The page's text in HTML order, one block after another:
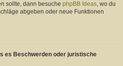
sollte, dann besuche phpBB Ideas, wo du
abgeben oder neue Funktionen
es Beschwerden oder juristische